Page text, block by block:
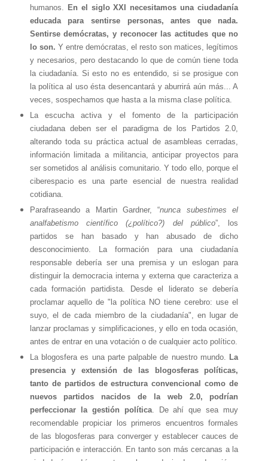
humanos. En el siglo XXI necesitamos una ciudadanía
educada para sentirse personas, antes que nada.
Sentirse demócratas, y reconocer las actitudes que no
lo son. Y entre demócratas, el resto son matices, legítimos
y necesarios, pero destacando lo que de común tiene toda
la ciudadanía. Si esto no es entendido, si se prosigue con
la política al uso ésta desencantará y aburrirá aún más... A
veces, sospechamos que hasta a la misma clase política.
La escucha activa y el fomento de la participación
ciudadana deben ser el paradigma de los Partidos 2.0,
alterando toda su práctica actual de asambleas cerradas,
información limitada a militancia, anticipar proyectos para
ser sometidos al análisis comunitario. Y todo ello, porque el
ciberespacio es una parte esencial de nuestra realidad
cotidiana.
Parafraseando a Martin Gardner, “nunca subestimes el
analfabetismo científico (¿político?) del público”, los
partidos se han basado y han abusado de dicho
desconocimiento. La formación para una ciudadanía
responsable debería ser una premisa y un eslogan para
distinguir la democracia interna y externa que caracteriza a
cada formación partidista. Desde el liderato se debería
proclamar aquello de "la política NO tiene cerebro: use el
suyo, el de cada miembro de la ciudadanía", en lugar de
lanzar proclamas y simplificaciones, y ello en toda ocasión,
antes de entrar en una votación o de cualquier acto político.
La blogosfera es una parte palpable de nuestro mundo. La
presencia y extensión de las blogosferas políticas,
tanto de partidos de estructura convencional como de
nuevos partidos nacidos de la web 2.0, podrían
perfeccionar la gestión política. De ahí que sea muy
recomendable propiciar los primeros encuentros formales
de las blogosferas para converger y establecer cauces de
participación e interacción. En tanto son más cercanas a la